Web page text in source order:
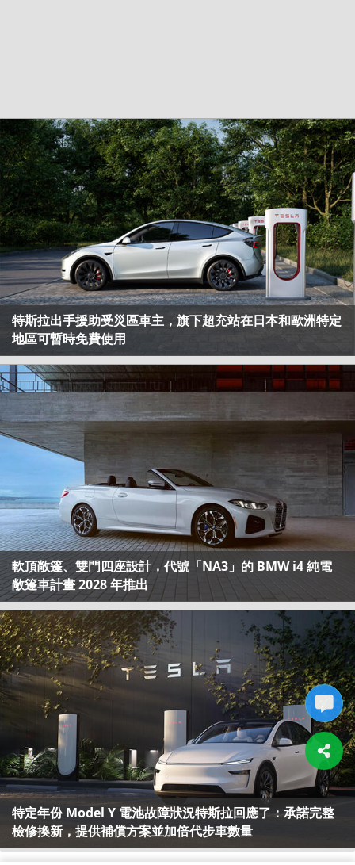
特斯拉出手援助受災區車主，旗下超充站在日本和歐洲特定
地區可暫時免費使用
軟頂敞篷、雙門四座設計，代號「NA3」的 BMW i4 純電
敞篷車計畫 2028 年推出
特定年份 Model Y 電池故障狀況特斯拉回應了：承諾完整
檢修換新，提供補償方案並加倍代步車數量